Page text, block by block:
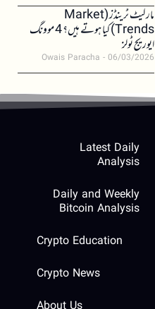
مارکیٹ ٹرینڈز (Market
Trends) کیا ہوتے ہیں؟ 4 موونگ
ایوریج ٹولز
Owais Paracha 06/03/2026
Latest Daily
Analysis
Daily and Weekly
Bitcoin Analysis
Crypto Education
Crypto News